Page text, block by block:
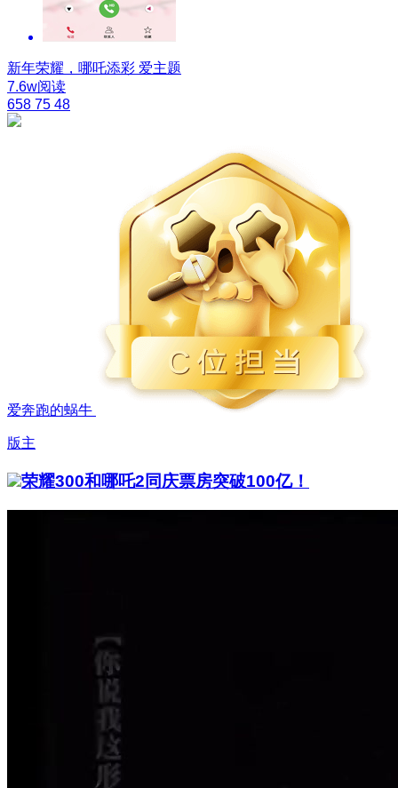
新年荣耀，哪吒添彩 爱主题
7.6w阅读
658 75 48
爱奔跑的蜗牛
版主
荣耀300和哪吒2同庆票房突破100亿！